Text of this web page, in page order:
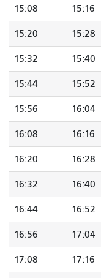
15:08 15:16
15:20 15:28
15:32 15:40
15:44 15:52
15:56 16:04
16:08 16:16
16:20 16:28
16:32 16:40
16:44 16:52
16:56 17:04
17:08 17:16